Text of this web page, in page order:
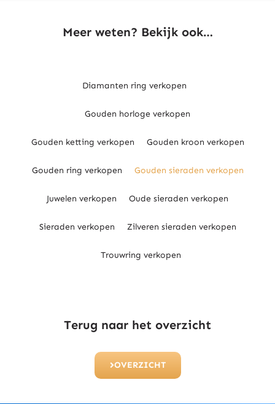
Meer weten? Bekijk ook…
Diamanten ring verkopen
Gouden horloge verkopen
Gouden ketting verkopen Gouden kroon verkopen
Gouden ring verkopen Gouden sieraden verkopen
Juwelen verkopen Oude sieraden verkopen
Sieraden verkopen Zilveren sieraden verkopen
Trouwring verkopen
Terug naar het overzicht
OVERZICHT